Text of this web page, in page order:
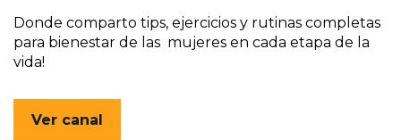
Donde comparto tips, ejercicios y rutinas completas
para bienestar de las mujeres en cada etapa de la
vida!
Ver canal